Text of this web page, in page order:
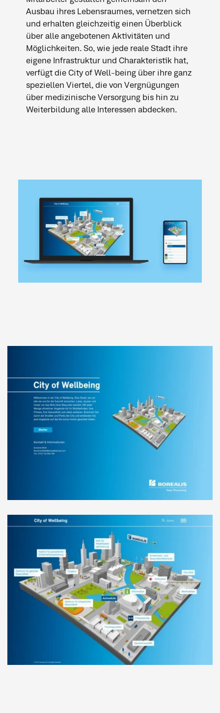
Ausbau ihres Lebensraumes, vernetzen sich
und erhalten gleichzeitig einen Überblick
über alle angebotenen Aktivitäten und
Möglichkeiten. So, wie jede reale Stadt ihre
eigene Infrastruktur und Charakteristik hat,
verfügt die City of Well-being über ihre ganz
speziellen Viertel, die von Vergnügungen
über medizinische Versorgung bis hin zu
Weiterbildung alle Interessen abdecken.